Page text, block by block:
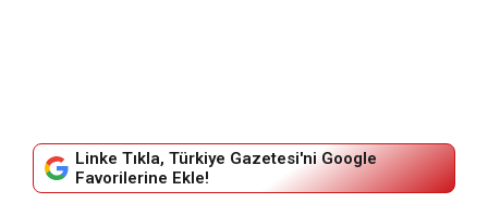
Linke Tıkla, Türkiye Gazetesi'ni Google
Favorilerine Ekle!